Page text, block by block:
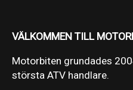
VÄLKOMMEN TILL
Motorbiten grundades
största ATV handlare.